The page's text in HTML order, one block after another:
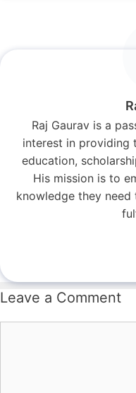
Raj Gaurav is a
interest in providing
education,
His mission is to
knowledge they
Leave a Comment